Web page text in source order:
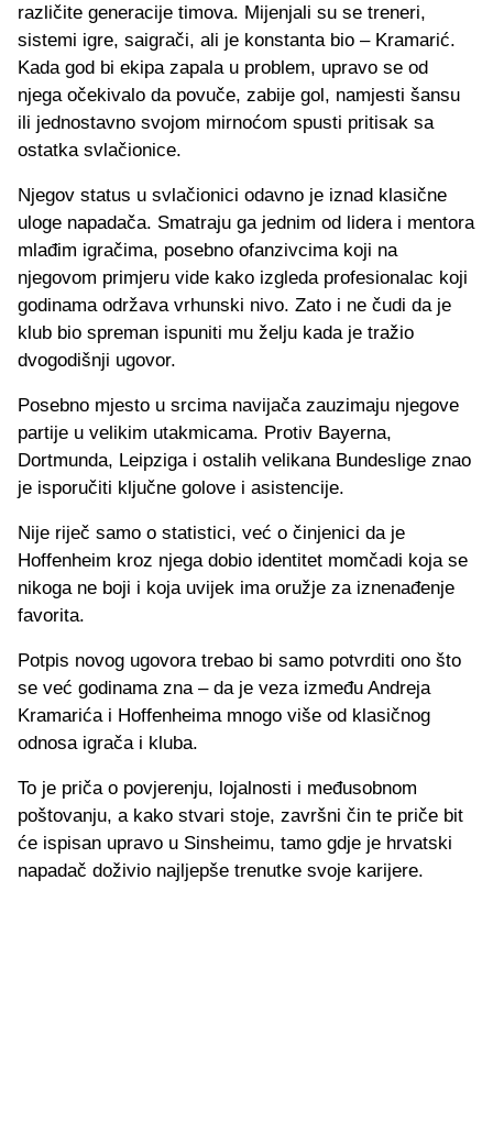
različite generacije timova. Mijenjali su se treneri,
sistemi igre, saigrači, ali je konstanta bio – Kramarić.
Kada god bi ekipa zapala u problem, upravo se od
njega očekivalo da povuče, zabije gol, namjesti šansu
ili jednostavno svojom mirnoćom spusti pritisak sa
ostatka svlačionice.
Njegov status u svlačionici odavno je iznad klasične
uloge napadača. Smatraju ga jednim od lidera i mentora
mlađim igračima, posebno ofanzivcima koji na
njegovom primjeru vide kako izgleda profesionalac koji
godinama održava vrhunski nivo. Zato i ne čudi da je
klub bio spreman ispuniti mu želju kada je tražio
dvogodišnji ugovor.
Posebno mjesto u srcima navijača zauzimaju njegove
partije u velikim utakmicama. Protiv Bayerna,
Dortmunda, Leipziga i ostalih velikana Bundeslige znao
je isporučiti ključne golove i asistencije.
Nije riječ samo o statistici, već o činjenici da je
Hoffenheim kroz njega dobio identitet momčadi koja se
nikoga ne boji i koja uvijek ima oružje za iznenađenje
favorita.
Potpis novog ugovora trebao bi samo potvrditi ono što
se već godinama zna – da je veza između Andreja
Kramarića i Hoffenheima mnogo više od klasičnog
odnosa igrača i kluba.
To je priča o povjerenju, lojalnosti i međusobnom
poštovanju, a kako stvari stoje, završni čin te priče bit
će ispisan upravo u Sinsheimu, tamo gdje je hrvatski
napadač doživio najljepše trenutke svoje karijere.